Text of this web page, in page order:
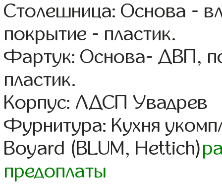
Столешница: Основа -
покрытие - пластик.
Фартук: Основа- ДВП,
пластик.
Корпус: ЛДСП Увадрев
Фурнитура: Кухня
Boyard (BLUM, Hettich)
предоплаты